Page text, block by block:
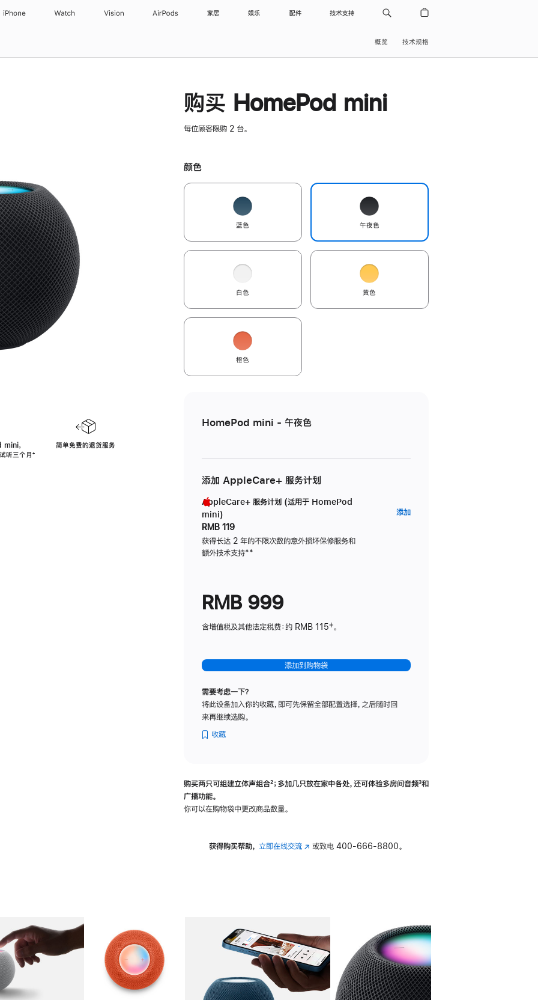
iPhone Watch Vision AirPods 家居 娱乐 配件 技术支持
概览 技术规格
，
听三个月脚
⁺
简单免费的退货服务
购买 HomePod mini
每位顾客限购 2 台。
颜色
蓝色 午夜色
白色 黄色
橙色
HomePod mini - 午夜色
添加 AppleCare+ 服务计划
AppleCare+ 服务计划 (适用于 HomePod
mini)
RMB 119
获得长达 2 年的不限次数的意外损坏保修服务和
额外技术支持脚
**
添加AppleCare+
RMB 999
含增值税及其他法定税费：约 RMB 115‡。
添加到购物袋
需要考虑一下？
将此设备加入你的收藏，即可先保留全部配置选择，之后随时回
来再继续选购。
收藏
购买两只可组建立体声组合脚
²；多加几只放在家中各处，还可体验多‍房‍间音频脚
³和
广播功能。
你可以在购物袋中更改商品数量。
获得购买帮助， 立即在线交流(在 或致电 400-666-8800。
图库 图像 图库 图像 图库 图像 4 图库 图像 5